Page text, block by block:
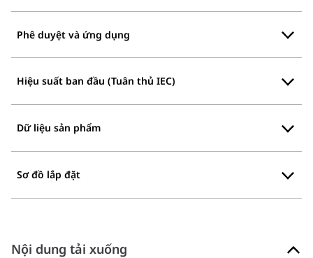
Phê duyệt và ứng dụng
Hiệu suất ban đầu (Tuân thủ IEC)
Dữ liệu sản phẩm
Sơ đồ lắp đặt
Nội dung tải xuống